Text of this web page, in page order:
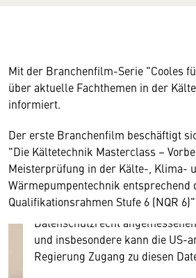
Mit der Branchenfilm-Serie "Cooles
über aktuelle Fachthemen in der
informiert.
Der erste Branchenfilm beschäftigt
"Die Kältetechnik Masterclass –
Meisterprüfung in der Kälte-, Klima-
Wärmepumpentechnik entsprechend
Qualifikationsrahmen Stufe 6 (NQR 6)"
Wir benötigen Ihre
Hier würden wir Ihnen gerne
Ihre Zustimmung, da Ihr
personenbezogene technische
und Nutzerverhalten mitunter mit
amerikanischen Anbietern
Diese Daten unterliegen keinem
Datenschutzrecht
und insbesondere kann die US-
Regierung Zugang zu diesen